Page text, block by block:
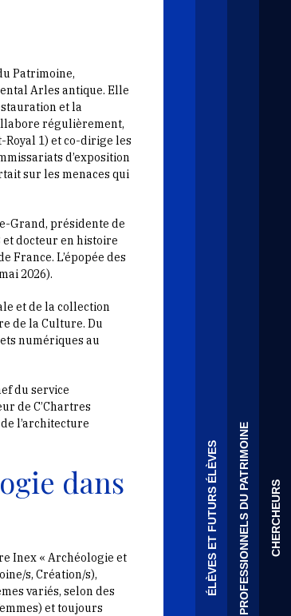
ÉLÈVES ET FUTURS ÉLÈVESPROFESSIONNELS DU PATRIMOINE CHERCHEURS
Patrimoine,
Arles antique. Elle
et la
régulièrement,
Royal 1) et co-dirige les
d’exposition
sur les menaces qui
Grand, présidente de
et docteur en histoire
France. L’épopée des
2026).
et de la collection
de la Culture. Du
numériques au
du service
de C’Chartres
l’architecture
dans
Inex « Archéologie et
s, Création/s),
variés, selon des
et toujours